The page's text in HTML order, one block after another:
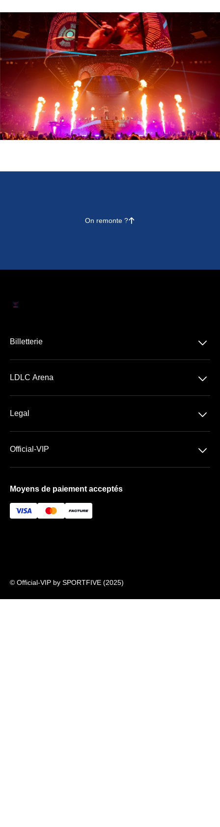
On remonte ?􀄨
Billetterie 􀆈
Sports
LDLC Arena 􀆈
Premium | Les Terrasses
Legal 􀆈
Official-VIP 􀆈
FAQ
Moyens de paiement acceptés
© Official-VIP by SPORTFIVE (2025)